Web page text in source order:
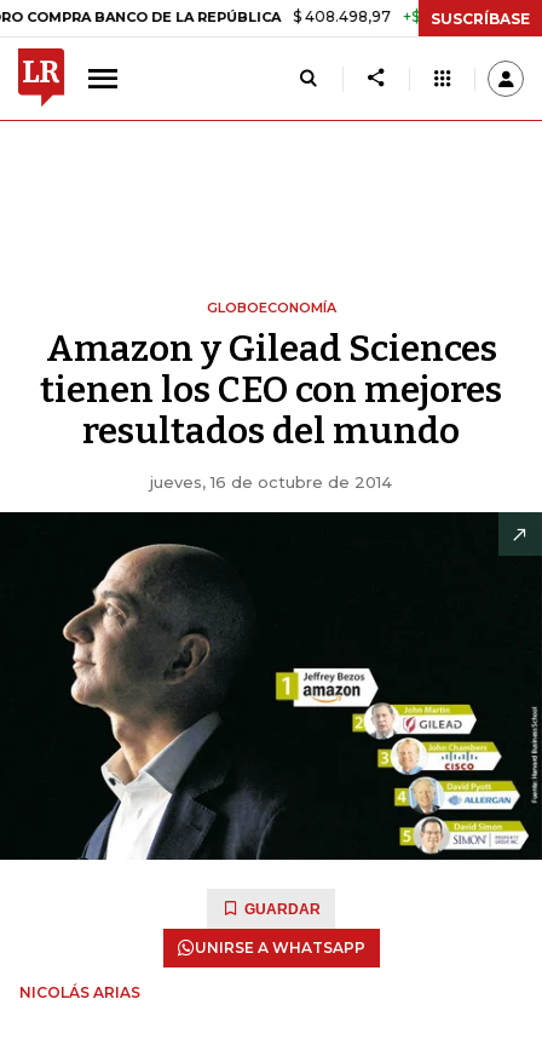
BANCO DE LA REPÚBLICA $ 408.498,97 +$ 8.753,81 +2,19%
SUSCRÍBASE
GLOBOECONOMÍA
Amazon y Gilead Sciences
tienen los CEO con mejores
resultados del mundo
jueves, 16 de octubre de 2014
GUARDAR
UNIRSE A WHATSAPP
NICOLÁS ARIAS